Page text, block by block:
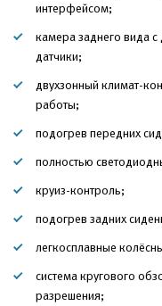
интерфейсом;
камера заднего вида
датчики;
двухзонный климат-
работы;
подогрев передних
полностью
круиз-контроль;
подогрев задних
легкосплавные
система кругового
разрешения;